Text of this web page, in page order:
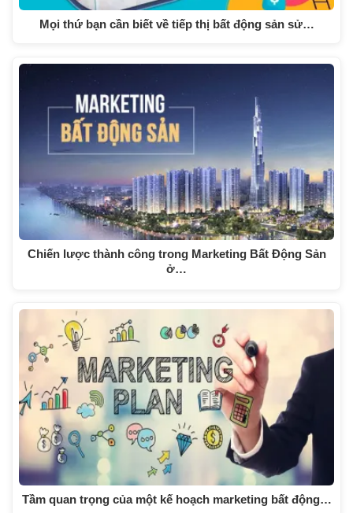
Mọi thứ bạn cần biết về tiếp thị bất động sản sử…
Chiến lược thành công trong Marketing Bất Động Sản
ở…
Tầm quan trọng của một kế hoạch marketing bất động…